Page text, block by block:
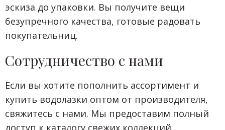
эскиза до упаковки. Вы получите вещи
безупречного качества, готовые радовать
покупательниц.
Сотрудничество с нами
Если вы хотите пополнить ассортимент и
купить водолазки оптом от производителя,
свяжитесь с нами. Мы предоставим полный
доступ к каталогу свежих коллекций